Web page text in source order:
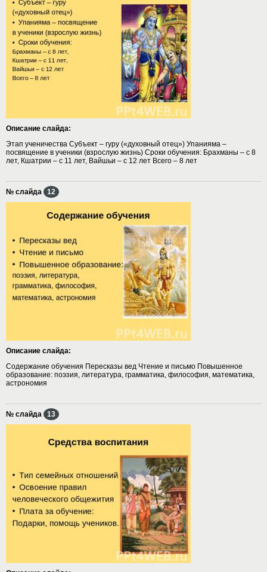
Описание слайда:
Этап ученичества Субъект – гуру («духовный отец») Упанияма –
посвящение в ученики (взрослую жизнь) Сроки обучения: Брахманы – с 8
лет, Кшатрии – с 11 лет, Вайшьи – с 12 лет Всего – 8 лет
№ слайда 12
Описание слайда:
Содержание обучения Пересказы вед Чтение и письмо Повышенное
образование: поэзия, литература, грамматика, философия, математика,
астрономия
№ слайда 13